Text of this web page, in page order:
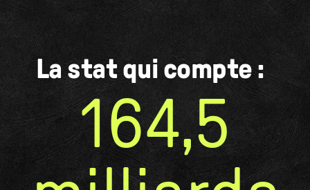
La stat qui compte :
164,5